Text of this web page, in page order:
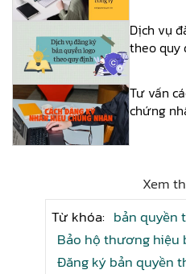
Dịch vụ
theo quy
Tư vấn
chứng
Xem
Từ khóa: bản quyền
Bảo hộ thương hiệu
Đăng ký bản quyền